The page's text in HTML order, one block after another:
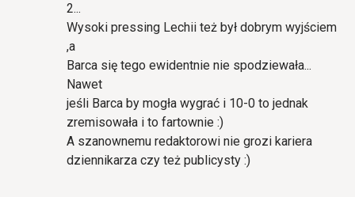
2...
Wysoki pressing Lechii też był dobrym wyjściem
,a
Barca się tego ewidentnie nie spodziewała...
Nawet
jeśli Barca by mogła wygrać i 10-0 to jednak
zremisowała i to fartownie :)
A szanownemu redaktorowi nie grozi kariera
dziennikarza czy też publicysty :)